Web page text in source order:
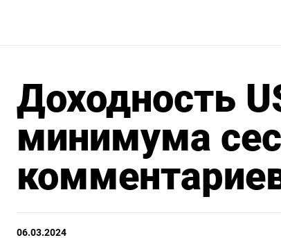
Доходность
минимума
06.03.2024